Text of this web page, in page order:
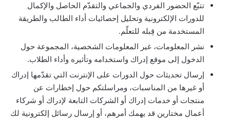
تتبّع الحضور الفردي والجماعي والتقدّم الحاصل والإكمال
للدورات الإلكترونية وتحليل إحصائيات أداء الطالب والطريقة
المستخدمة من قِبله للتعلّم.
نشر المعلومات، غير المعلومات الشخصية، المجموعة حول
الدخول إلى موقع إدراك واستخدامه وتأثيره وأداء الطلاب.
إرسال تحديثات حول الدورات على الإنترنت التي تقدّمها إدراك
أو غيرها من المناسبات، ومراسلتكم حول إخطارات عن
منتجات أو خدمات إدراك أو الشركات التابعة لإدراك أو شركاء
أعمال مختارين قد يهمك أمرهم، أو إرسال رسائل إلكترونية لك